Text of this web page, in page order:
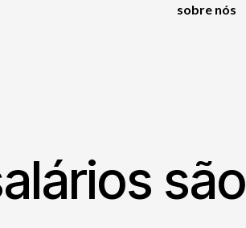
sobre nós
são